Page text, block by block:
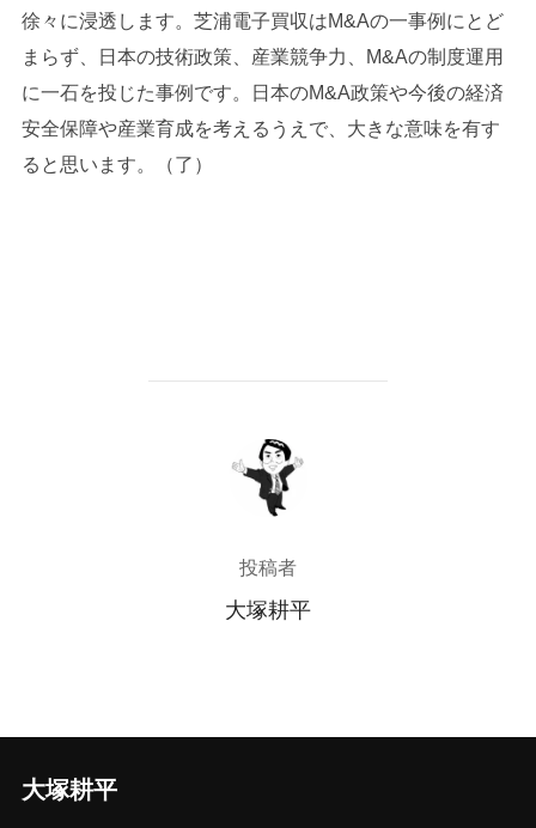
徐々に浸透します。芝浦電子買収はM&Aの一事例にとど
まらず、日本の技術政策、産業競争力、M&Aの制度運用
に一石を投じた事例です。日本のM&A政策や今後の経済
安全保障や産業育成を考えるうえで、大きな意味を有す
ると思います。（了）
投稿者
投稿者
大塚耕平
大塚耕平